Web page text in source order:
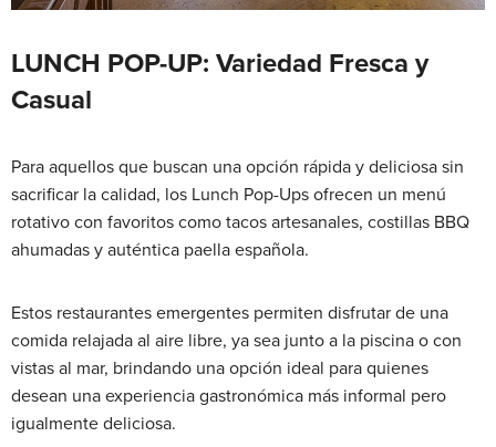
LUNCH POP-UP: Variedad Fresca y
Casual
Para aquellos que buscan una opción rápida y deliciosa sin
sacrificar la calidad, los Lunch Pop-Ups ofrecen un menú
rotativo con favoritos como tacos artesanales, costillas BBQ
ahumadas y auténtica paella española.
Estos restaurantes emergentes permiten disfrutar de una
comida relajada al aire libre, ya sea junto a la piscina o con
vistas al mar, brindando una opción ideal para quienes
desean una experiencia gastronómica más informal pero
igualmente deliciosa.